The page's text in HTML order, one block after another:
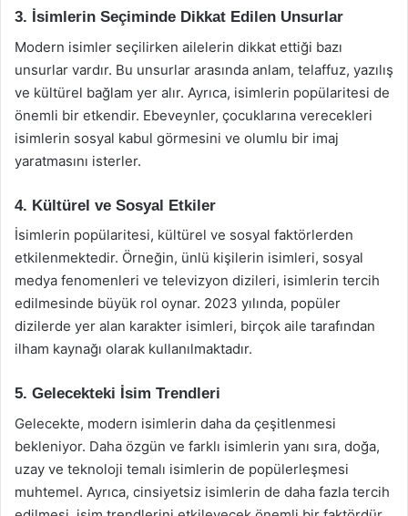
3. İsimlerin Seçiminde Dikkat Edilen Unsurlar
Modern isimler seçilirken ailelerin dikkat ettiği bazı
unsurlar vardır. Bu unsurlar arasında anlam, telaffuz, yazılış
ve kültürel bağlam yer alır. Ayrıca, isimlerin popülaritesi de
önemli bir etkendir. Ebeveynler, çocuklarına verecekleri
isimlerin sosyal kabul görmesini ve olumlu bir imaj
yaratmasını isterler.
4. Kültürel ve Sosyal Etkiler
İsimlerin popülaritesi, kültürel ve sosyal faktörlerden
etkilenmektedir. Örneğin, ünlü kişilerin isimleri, sosyal
medya fenomenleri ve televizyon dizileri, isimlerin tercih
edilmesinde büyük rol oynar. 2023 yılında, popüler
dizilerde yer alan karakter isimleri, birçok aile tarafından
ilham kaynağı olarak kullanılmaktadır.
5. Gelecekteki İsim Trendleri
Gelecekte, modern isimlerin daha da çeşitlenmesi
bekleniyor. Daha özgün ve farklı isimlerin yanı sıra, doğa,
uzay ve teknoloji temalı isimlerin de popülerleşmesi
muhtemel. Ayrıca, cinsiyetsiz isimlerin de daha fazla tercih